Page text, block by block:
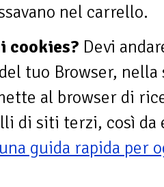
nel carrello.
cookies? Devi
tuo Browser, nella
al browser di
di siti terzi, così da
guida rapida per